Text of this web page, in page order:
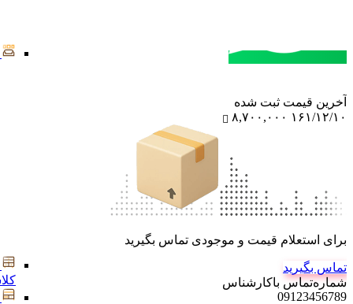
آخرین‌ قیمت ثبت‌ شده
۱۶۱/۱۲/۱۰ ۸,۷۰۰,۰۰۰
برای استعلام قیمت و موجودی تماس بگیرید
تماس بگیرید
شماره‌تماس‌ با‌کارشناس
09123456789